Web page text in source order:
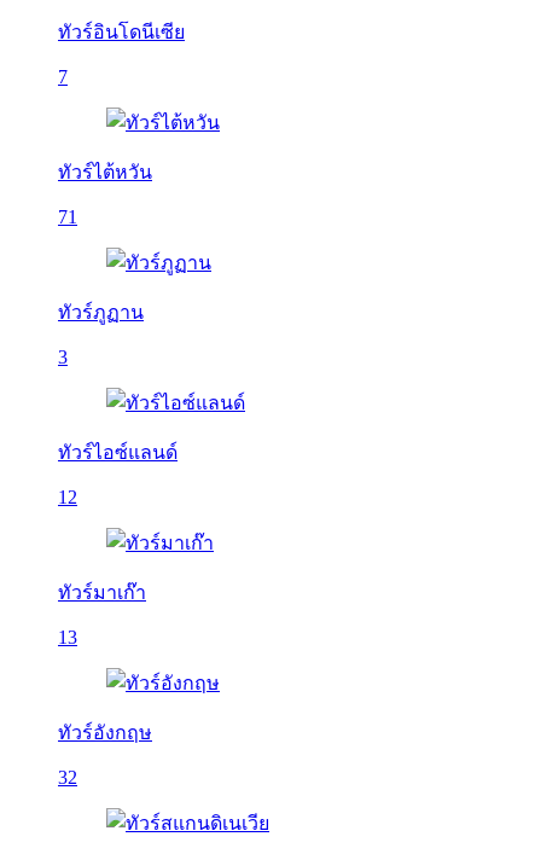
ทัวร์อินโดนีเซีย
7
ทัวร์ไต้หวัน
71
ทัวร์ภูฏาน
3
ทัวร์ไอซ์แลนด์
12
ทัวร์มาเก๊า
13
ทัวร์อังกฤษ
32